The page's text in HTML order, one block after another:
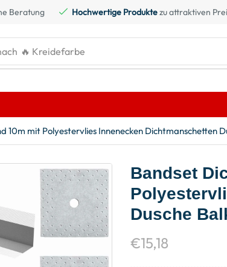
Beratung Hochwertige Produktezu attraktiven
🔥 Gaskartusche
10m mit Polyestervlies Innenecken Dichtmanschetten
Bandset
Dusche
€15,18